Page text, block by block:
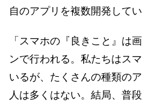
自のアプリを複数開発してい
「スマホの『良きこと』は
ンで行われる。私たちはス
いるが、たくさんの種類の
人は多くはない。結局、普